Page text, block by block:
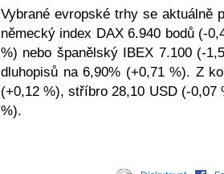
Vybrané evropské trhy se aktuálně
německý index DAX 6.940 bodů (-
%) nebo španělský IBEX 7.100 (-
dluhopisů na 6,90% (+0,71 %). Z
(+0,12 %), stříbro 28,10 USD (-0,07
%).